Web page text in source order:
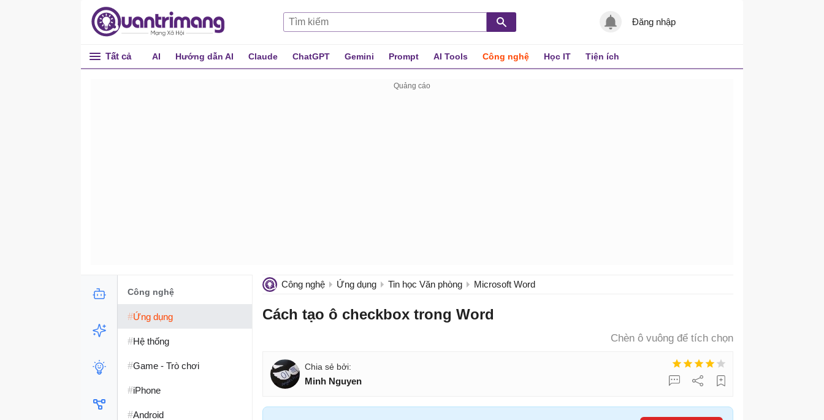
Đăng nhập
Tất cả AI Hướng dẫn AI Claude ChatGPT Gemini Prompt AI Tools Công nghệ Học IT Tiện ích
Công nghệ Ứng dụng Tin học Văn phòng Microsoft Word
Cách tạo ô checkbox trong Word
Chèn ô vuông để tích chọn
Minh Nguyen
Công nghệ
#Ứng dụng
#Hệ thống
#Game - Trò chơi
#iPhone
#Android